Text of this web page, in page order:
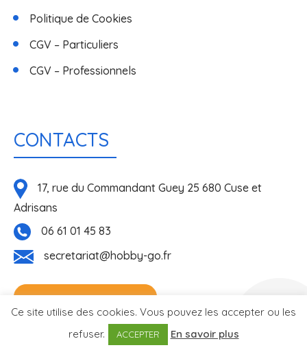
Politique de Cookies
CGV – Particuliers
CGV – Professionnels
CONTACTS
17, rue du Commandant Guey 25 680 Cuse et
Adrisans
06 61 01 45 83
secretariat@hobby-go.fr
NOUS CONTACTER
par l'agence
Ce site utilise des cookies. Vous pouvez les accepter ou les
refuser.
ACCEPTER En savoir plus